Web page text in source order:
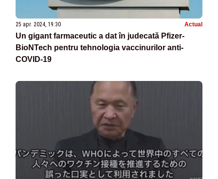
25 apr. 2024, 19:30 Actual
Un gigant farmaceutic a dat în judecată Pfizer-
BioNTech pentru tehnologia vaccinurilor anti-
COVID-19